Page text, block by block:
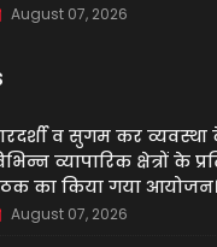
August 07, 2026
व सुगम कर व्यवस्था
व्यापारिक क्षेत्रों के
का किया गया आयोजन।
August 07, 2026